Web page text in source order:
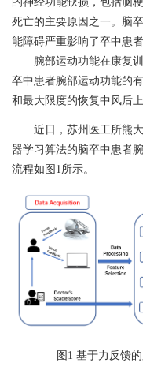
死亡的主要原因之一。脑
能障碍严重影响了卒中患
——腕部运动功能在康复训
卒中患者腕部运动功能的
和最大限度的恢复中风后
近日，苏州医工所熊
器学习算法的脑卒中患者
流程如图 1 所示。
图 1 基于力反馈